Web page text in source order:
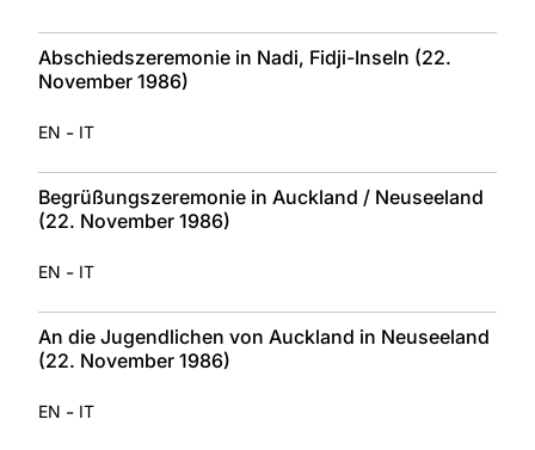
Abschiedszeremonie in Nadi, Fidji-Inseln (22.
November 1986)
EN - IT
Begrüßungszeremonie in Auckland / Neuseeland
(22. November 1986)
EN - IT
An die Jugendlichen von Auckland in Neuseeland
(22. November 1986)
EN - IT